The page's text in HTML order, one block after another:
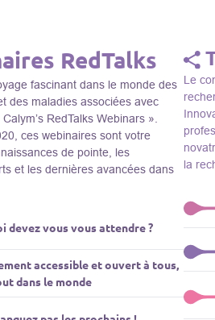
RedTalks
fascinant dans le monde des
des maladies associées avec
RedTalks Webinars ».
ces webinaires sont votre
de pointe, les
et les dernières avancées dans
devez vous vous attendre ?
de l’éducation que nous
renom comme L. Pasqualucci,
accessible et ouvert à tous,
dans le monde
Le
la
Le
dans
Le